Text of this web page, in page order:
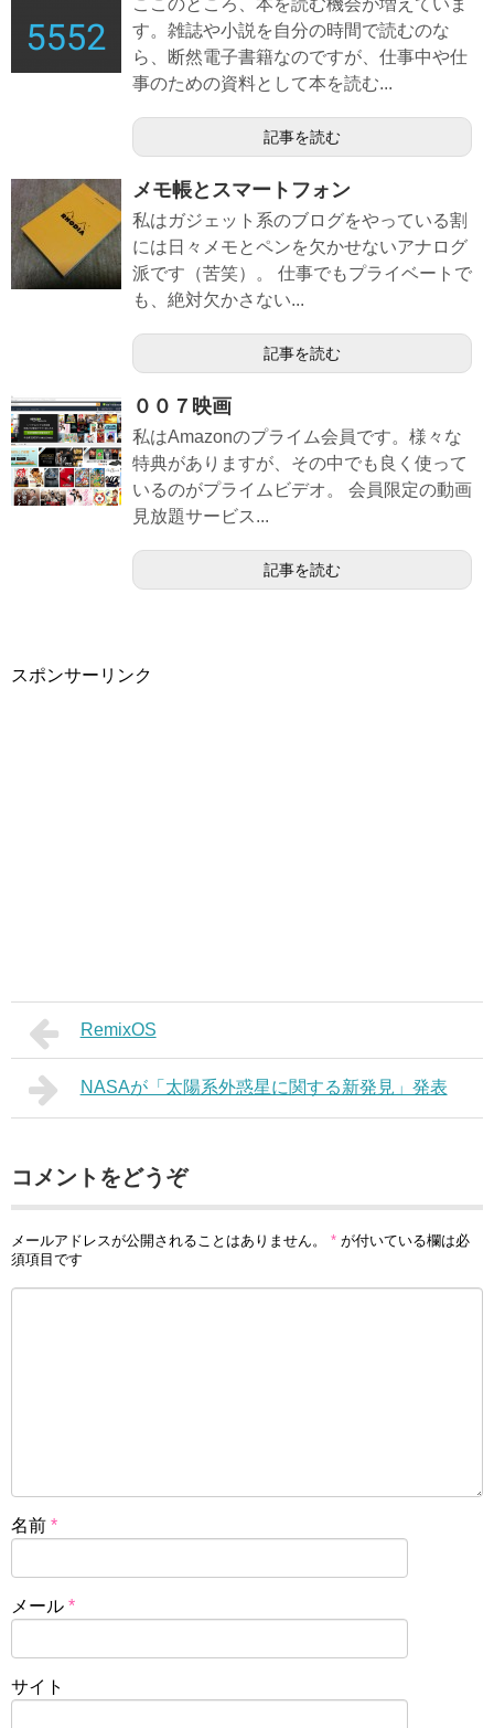
す。雑誌や小説を自分の時間で読むのな
ら、断然電子書籍なのですが、仕事中や仕
事のための資料として本を読む...
記事を読む
メモ帳とスマートフォン
私はガジェット系のブログをやっている割
には日々メモとペンを欠かせないアナログ
派です（苦笑）。 仕事でもプライベートで
も、絶対欠かさない...
記事を読む
００７映画
私はAmazonのプライム会員です。様々な
特典がありますが、その中でも良く使って
いるのがプライムビデオ。 会員限定の動画
見放題サービス...
記事を読む
スポンサーリンク
RemixOS
NASAが「太陽系外惑星に関する新発見」発表
コメントをどうぞ
メールアドレスが公開されることはありません。 * が付いている欄は必
須項目です
名前 *
メール *
サイト